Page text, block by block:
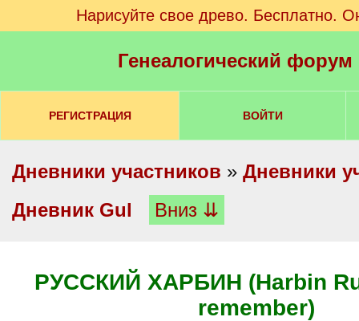
Нарисуйте свое древо. Бесплатно.
Генеалогический
РЕГИСТРАЦИЯ ВОЙТИ
Дневники участников » Дневники
Дневник Gul
Вниз ⇊
РУССКИЙ ХАРБИН (Harbin
remember)